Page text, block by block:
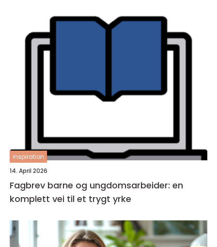
inspiration
14. April 2026
Fagbrev barne og ungdomsarbeider: en
komplett vei til et trygt yrke